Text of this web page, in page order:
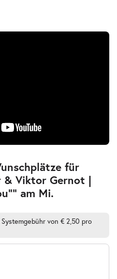
für
& Viktor Gernot |
am Mi.
von € 2,50 pro